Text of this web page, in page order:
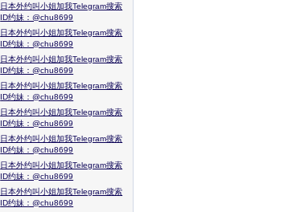
日本外约叫小姐加我Telegram搜索
ID约妹：@chu8699
日本外约叫小姐加我Telegram搜索
ID约妹：@chu8699
日本外约叫小姐加我Telegram搜索
ID约妹：@chu8699
日本外约叫小姐加我Telegram搜索
ID约妹：@chu8699
日本外约叫小姐加我Telegram搜索
ID约妹：@chu8699
日本外约叫小姐加我Telegram搜索
ID约妹：@chu8699
日本外约叫小姐加我Telegram搜索
ID约妹：@chu8699
日本外约叫小姐加我Telegram搜索
ID约妹：@chu8699